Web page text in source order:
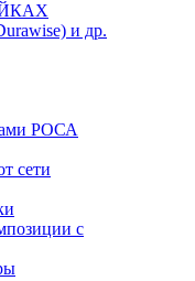
и др.
РОСА
сети
с